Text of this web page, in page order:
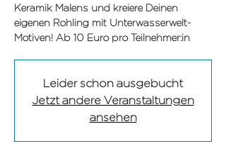
Keramik Malens und kreiere Deinen
eigenen Rohling mit Unterwasserwelt-
Leider schon ausgebucht
Jetzt andere Veranstaltungen
ansehen